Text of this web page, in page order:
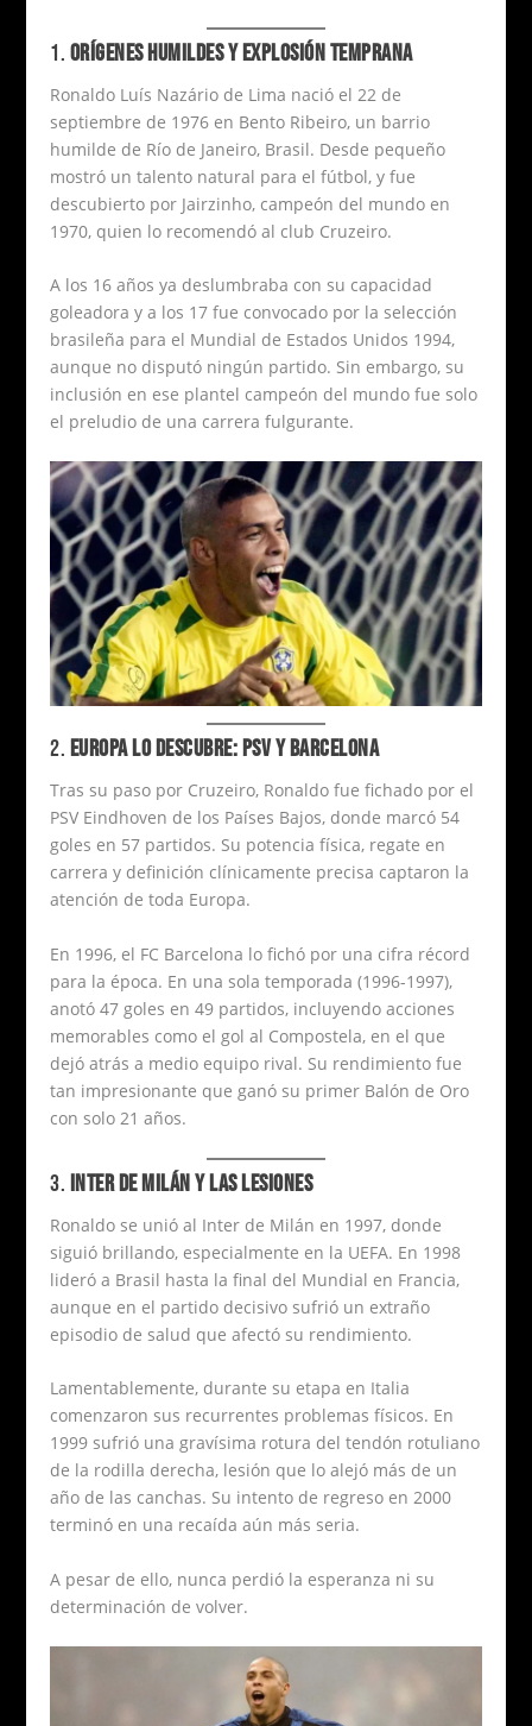
1. ORÍGENES HUMILDES Y EXPLOSIÓN TEMPRANA
Ronaldo Luís Nazário de Lima nació el 22 de
septiembre de 1976 en Bento Ribeiro, un barrio
humilde de Río de Janeiro, Brasil. Desde pequeño
mostró un talento natural para el fútbol, y fue
descubierto por Jairzinho, campeón del mundo en
1970, quien lo recomendó al club Cruzeiro.
A los 16 años ya deslumbraba con su capacidad
goleadora y a los 17 fue convocado por la selección
brasileña para el Mundial de Estados Unidos 1994,
aunque no disputó ningún partido. Sin embargo, su
inclusión en ese plantel campeón del mundo fue solo
el preludio de una carrera fulgurante.
2. EUROPA LO DESCUBRE: PSV Y BARCELONA
Tras su paso por Cruzeiro, Ronaldo fue fichado por el
PSV Eindhoven de los Países Bajos, donde marcó 54
goles en 57 partidos. Su potencia física, regate en
carrera y definición clínicamente precisa captaron la
atención de toda Europa.
En 1996, el FC Barcelona lo fichó por una cifra récord
para la época. En una sola temporada (1996-1997),
anotó 47 goles en 49 partidos, incluyendo acciones
memorables como el gol al Compostela, en el que
dejó atrás a medio equipo rival. Su rendimiento fue
tan impresionante que ganó su primer Balón de Oro
con solo 21 años.
3. INTER DE MILÁN Y LAS LESIONES
Ronaldo se unió al Inter de Milán en 1997, donde
siguió brillando, especialmente en la UEFA. En 1998
lideró a Brasil hasta la final del Mundial en Francia,
aunque en el partido decisivo sufrió un extraño
episodio de salud que afectó su rendimiento.
Lamentablemente, durante su etapa en Italia
comenzaron sus recurrentes problemas físicos. En
1999 sufrió una gravísima rotura del tendón rotuliano
de la rodilla derecha, lesión que lo alejó más de un
año de las canchas. Su intento de regreso en 2000
terminó en una recaída aún más seria.
A pesar de ello, nunca perdió la esperanza ni su
determinación de volver.